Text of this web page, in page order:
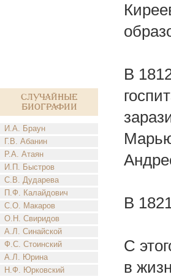
Случайные
биографии
И.А. Браун
Г.В. Абанин
Р.А. Атаян
И.П. Быстров
С.В. Дударева
П.Ф. Калайдович
С.О. Макаров
О.Н. Свиридов
А.Л. Синайской
Ф.С. Стоинский
А.Л. Юрина
Н.Ф. Юрковский
В
В
С
в